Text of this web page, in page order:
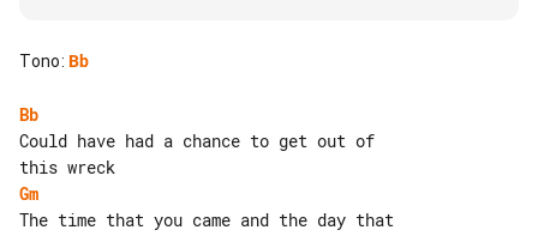
Tono: Bb
Bb
Could have had a chance to get out of
Gm
The time that you came and the day that